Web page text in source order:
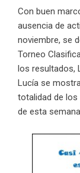
Con buen
ausencia de
noviembre, se
Torneo
los resultados,
Lucía se
totalidad de los
de esta